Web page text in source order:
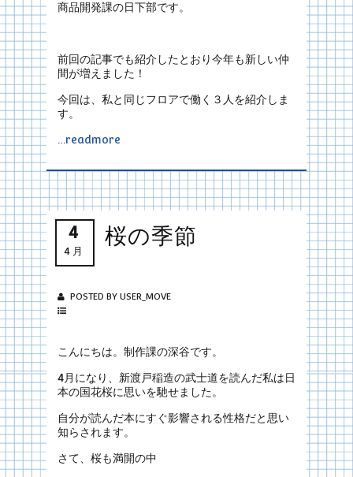
商品開発課の日下部です。
前回の記事でも紹介したとおり今年も新しい仲
間が増えました！
今回は、私と同じフロアで働く３人を紹介しま
す。
…readmore
4
4月
桜の季節
POSTED BY USER_MOVE
こんにちは。制作課の深谷です。
4月になり、新渡戸稲造の武士道を読んだ私は日
本の国花桜に思いを馳せました。
自分が読んだ本にすぐ影響される性格だと思い
知らされます。
さて、桜も満開の中